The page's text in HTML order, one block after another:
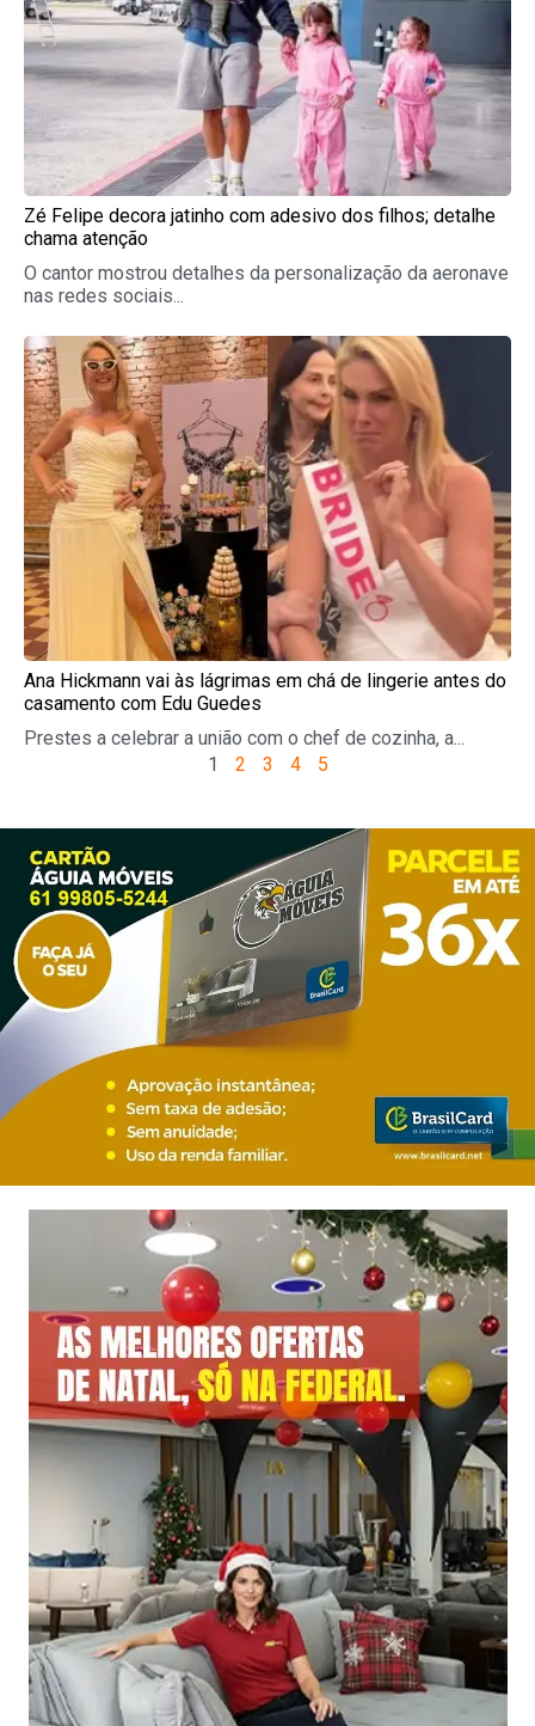
Zé Felipe decora jatinho com adesivo dos filhos; detalhe
chama atenção
O cantor mostrou detalhes da personalização da aeronave
nas redes sociais...
Ana Hickmann vai às lágrimas em chá de lingerie antes do
casamento com Edu Guedes
Prestes a celebrar a união com o chef de cozinha, a...
1 2 3 4 5